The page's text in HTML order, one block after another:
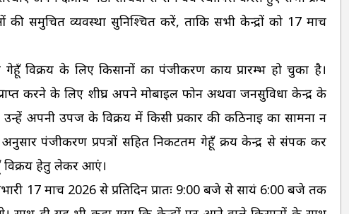
समुचित व्यवस्था सुनिश्चित करें, ताकि सभी केन्द्रों को 17 मार्च
विक्रय के लिए किसानों का पंजीकरण कार्य प्रारम्भ हो चुका है।
करने के लिए शीघ्र अपने मोबाइल फोन अथवा जनसुविधा केन्द्र के
अपनी उपज के विक्रय में किसी प्रकार की कठिनाई का सामना न
पंजीकरण प्रपत्रों सहित निकटतम गेहूँ क्रय केन्द्र से संपर्क कर
विक्रय हेतु लेकर आएं।
17 मार्च 2026 से प्रतिदिन प्रातः 9:00 बजे से सायं 6:00 बजे तक